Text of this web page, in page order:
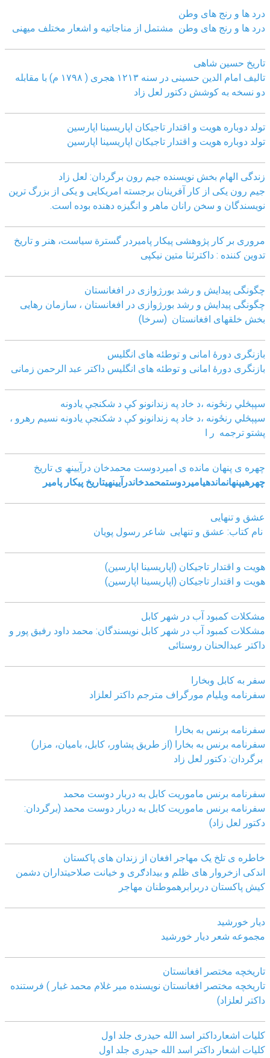
درد ها و رنج های وطن
درد ها و رنج های وطن مشتمل از مناجاتیه و اشعار مختلف میهنی
تاریخ حسین شاهی
تالیف امام الدین حسینی در سنه ۱۲۱۳ هجری ( ۱۷۹۸ م) با مقابله
دو نسخه به کوشش دکتور لعل زاد
تولد دوباره هویت و اقتدار تاجیکان اپاریسینا اپارسین
تولد دوباره هویت و اقتدار تاجیکان اپاریسینا اپارسین
زندگی الهام بخش نویسنده جیم رون برگردان: لعل زاد
جیم رون یکی از کار آفرینان برجسته امریکایی و یکی از بزرگ ترین
نویسندگان و سخن رانان ماهر و انگیزه دهنده بوده است.
مروری بر کار پژوهشی پیکار پامیردر گسترة سیاست، هنر و تاریخ
تدوین کننده : داکترثنا متین نیکپی
چگونگی پیدایش و رشد بورژوازی در افغانستان
چگونگی پیدایش و رشد بورژوازی در افغانستان ، سازمان رهایی
بخش خلقهای افغانستان (سرخا)
بازنگرى دورۀ امانى و توطئه هاى انگليس
بازنگرى دورۀ امانى و توطئه هاى انگليس داکتر عبد الرحمن زمانى
سپېڅلي رنځونه ،د خاد په زندانونو کې د شکنجې یادونه
سپېڅلي رنځونه ،د خاد په زندانونو کې د شکنجې یادونه نسیم رهرو ،
پشتو ترجمه ر ا
چھره ی پنھان مانده ی امیردوست محمدخان درآیینھ ی تاریخ
چھرهیپنھانماندهیامیردوستمحمدخاندرآیینھیتاریخ پیکار پامیر
عشق و تنهایی
نام کتاب: عشق و تنهایی شاعر رسول پویان
هویت و اقتدار تاجیکان (اپاریسینا اپارسین)
هویت و اقتدار تاجیکان (اپاریسینا اپارسین)
مشکلات کمبود آب در شهر کابل
مشکلات کمبود آب در شهر کابل نویسندگان: محمد داود رفیق پور و
داکتر عبدالحنان روستائی
سفر به کابل وبخارا
سفرنامه ویلیام مورگراف مترجم داکتر لعلزاد
سفرنامه برنس به بخارا
سفرنامه برنس به بخارا (از طریق پشاور، کابل، بامیان، مزار)
برگردان: دکتور لعل زاد
سفرنامه برنس ماموریت کابل به دربار دوست محمد
سفرنامه برنس ماموریت کابل به دربار دوست محمد (برگردان:
دکتور لعل زاد)
خاطره ی تلخ یک مھاجر افغان از زندان ھای پاکستان
اندکی ازخروار ھای ظلم و بیدادګری و خیانت صلاحیتداران دشمن
کیش پاکستان دربرابرھموطنان مھاجر
دیار خورشید
مجموعه شعر دیار خورشید
تاریخچه مختصر افغانستان
تاریخچه مختصر افغانستان نویسنده میر غلام محمد غبار ) فرستنده
داکتر لعلزاد)
کلیات اشعارداکتر اسد الله حیدری جلد اول
کلیات اشعار داکتر اسد الله حیدری جلد اول